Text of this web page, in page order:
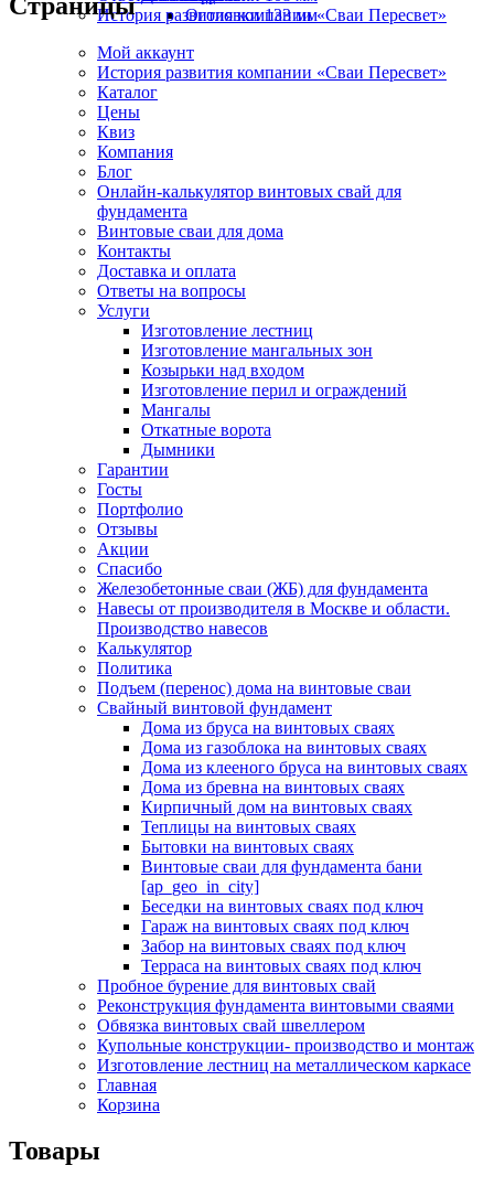
Оголовки 133 мм
История развития компании «Сваи Пересвет»
Мой аккаунт
История развития компании «Сваи Пересвет»
Каталог
Цены
Квиз
Компания
Блог
Онлайн-калькулятор винтовых свай для
фундамента
Винтовые сваи для дома
Контакты
Доставка и оплата
Ответы на вопросы
Услуги
Изготовление лестниц
Изготовление мангальных зон
Козырьки над входом
Изготовление перил и ограждений
Мангалы
Откатные ворота
Дымники
Гарантии
Госты
Портфолио
Отзывы
Акции
Спасибо
Железобетонные сваи (ЖБ) для фундамента
Навесы от производителя в Москве и области.
Производство навесов
Калькулятор
Политика
Подъем (перенос) дома на винтовые сваи
Свайный винтовой фундамент
Дома из бруса на винтовых сваях
Дома из газоблока на винтовых сваях
Дома из клееного бруса на винтовых сваях
Дома из бревна на винтовых сваях
Кирпичный дом на винтовых сваях
Теплицы на винтовых сваях
Бытовки на винтовых сваях
Винтовые сваи для фундамента бани
[ap_geo_in_city]
Беседки на винтовых сваях под ключ
Гараж на винтовых сваях под ключ
Забор на винтовых сваях под ключ
Терраса на винтовых сваях под ключ
Пробное бурение для винтовых свай
Реконструкция фундамента винтовыми сваями
Обвязка винтовых свай швеллером
Купольные конструкции- производство и монтаж
Изготовление лестниц на металлическом каркасе
Главная
Корзина
Товары